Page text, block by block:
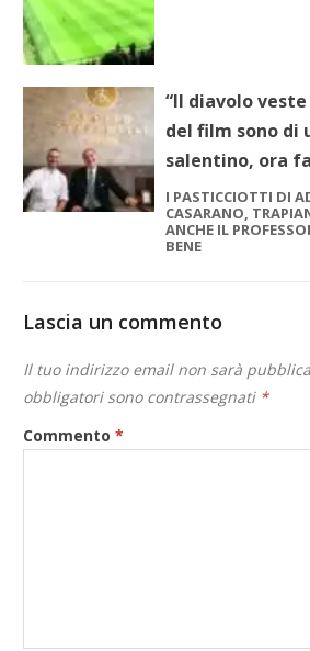
“Il diavolo veste
del film sono di
salentino, ora
I PASTICCIOTTI DI
CASARANO,
ANCHE IL
BENE
Lascia un commento
Il tuo indirizzo email non sarà
obbligatori sono contrassegnati *
Commento*